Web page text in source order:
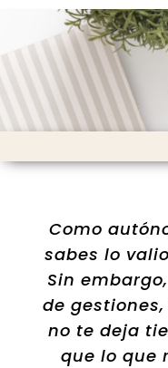
Como
sabes lo
Sin
de
no te deja
que lo que